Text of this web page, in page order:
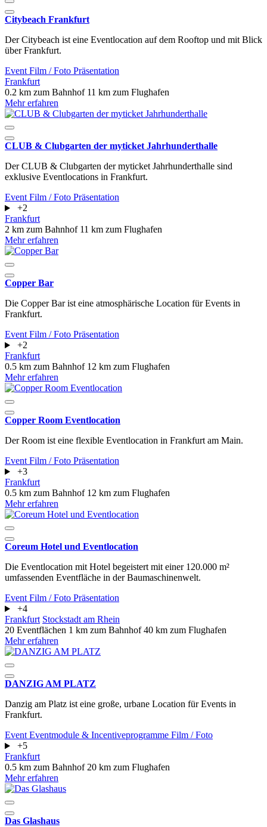
Citybeach Frankfurt
Der Citybeach ist eine Eventlocation auf dem Rooftop und mit Blick
über Frankfurt.
Event Film / Foto Präsentation
Frankfurt
0.2 km zum Bahnhof 11 km zum Flughafen
Mehr erfahren
CLUB & Clubgarten der myticket Jahrhunderthalle
Der CLUB & Clubgarten der myticket Jahrhunderthalle sind
exklusive Eventlocations in Frankfurt.
Event Film / Foto Präsentation
+2
Frankfurt
2 km zum Bahnhof 11 km zum Flughafen
Mehr erfahren
Copper Bar
Die Copper Bar ist eine atmosphärische Location für Events in
Frankfurt.
Event Film / Foto Präsentation
+2
Frankfurt
0.5 km zum Bahnhof 12 km zum Flughafen
Mehr erfahren
Copper Room Eventlocation
Der Room ist eine flexible Eventlocation in Frankfurt am Main.
Event Film / Foto Präsentation
+3
Frankfurt
0.5 km zum Bahnhof 12 km zum Flughafen
Mehr erfahren
Coreum Hotel und Eventlocation
Die Eventlocation mit Hotel begeistert mit einer 120.000 m²
umfassenden Eventfläche in der Baumaschinenwelt.
Event Film / Foto Präsentation
+4
Frankfurt Stockstadt am Rhein
20 Eventflächen 1 km zum Bahnhof40 km zum Flughafen
Mehr erfahren
DANZIG AM PLATZ
Danzig am Platz ist eine große, urbane Location für Events in
Frankfurt.
Event Eventmodule & Incentiveprogramme Film / Foto
+5
Frankfurt
0.5 km zum Bahnhof 20 km zum Flughafen
Mehr erfahren
Das Glashaus